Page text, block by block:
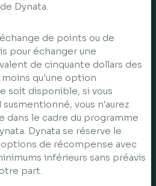
Dynata.
de points ou de
pour échanger une
de cinquante dollars des
moins qu'une option
soit disponible, si vous
susmentionné, vous n'aurez
dans le cadre du programme
Dynata se réserve le
de récompense avec
inférieurs sans préavis
part.